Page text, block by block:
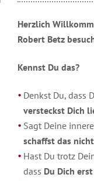
Männer-
Seminare
&
Seminare
Angebote
für
TT-
gibt
Halt
und
Sicherheit
Wie
wahre
Liebe
gelingt
Online-
Videos
zu
Lesbos
und
Termine
Video
zur
Daten
und
2027
Literatur
Einleitung
ins
Newsletter
Interviews
Videos
zu
und
Books
Online-
Aufzeichnungen
deine
Gedanken
dein
Leben
ändert
sich
FAQs
Datenschutz
Rechtliches
Herzlich
Robert Betz
Kennst Du das?
Denkst Du, dass
versteckst Dich
Sagt Deine
schaffst das
Hast Du trotz
dass Du Dich